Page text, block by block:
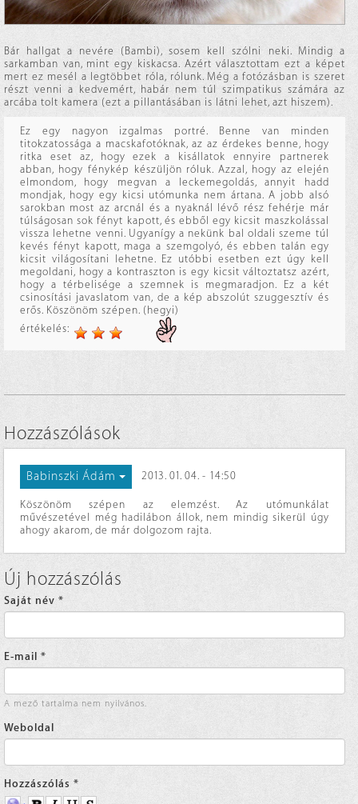
Bár hallgat a nevére (Bambi), sosem kell szólni neki. Mindig a
sarkamban van, mint egy kiskacsa. Azért választottam ezt a képet
mert ez mesél a legtöbbet róla, rólunk. Még a fotózásban is szeret
részt venni a kedvemért, habár nem túl szimpatikus számára az
arcába tolt kamera (ezt a pillantásában is látni lehet, azt hiszem).
Ez egy nagyon izgalmas portré. Benne van minden
titokzatossága a macskafotóknak, az az érdekes benne, hogy
ritka eset az, hogy ezek a kisállatok ennyire partnerek
abban, hogy fénykép készüljön róluk. Azzal, hogy az elején
elmondom, hogy megvan a leckemegoldás, annyit hadd
mondjak, hogy egy kicsi utómunka nem ártana. A jobb alsó
sarokban most az arcnál és a nyaknál lévő rész fehérje már
túlságosan sok fényt kapott, és ebből egy kicsit maszkolással
vissza lehetne venni. Ugyanígy a nekünk bal oldali szeme túl
kevés fényt kapott, maga a szemgolyó, és ebben talán egy
kicsit világosítani lehetne. Ez utóbbi esetben ezt úgy kell
megoldani, hogy a kontraszton is egy kicsit változtatsz azért,
hogy a térbelisége a szemnek is megmaradjon. Ez a két
csinosítási javaslatom van, de a kép abszolút szuggesztív és
erős. Köszönöm szépen. (hegyi)
értékelés:
Hozzászólások
Babinszki Ádám 2013. 01. 04. - 14:50
Köszönöm szépen az elemzést. Az utómunkálat
művészetével még hadilábon állok, nem mindig sikerül úgy
ahogy akarom, de már dolgozom rajta.
Új hozzászólás
Saját név *
E-mail *
A mező tartalma nem nyilvános.
Weboldal
Hozzászólás *